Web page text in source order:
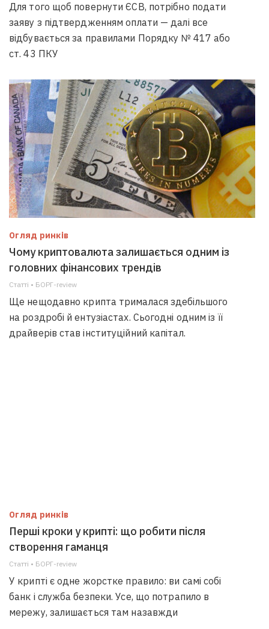
Для того щоб повернути ЄСВ, потрібно подати
заяву з підтвердженням оплати — далі все
відбувається за правилами Порядку № 417 або
ст. 43 ПКУ
Огляд ринків
Чому криптовалюта залишається одним із
головних фінансових трендів
Статті • БОРГ-review
Ще нещодавно крипта трималася здебільшого
на роздробі й ентузіастах. Сьогодні одним із її
драйверів став інституційний капітал.
Огляд ринків
Перші кроки у крипті: що робити після
створення гаманця
Статті • БОРГ-review
У крипті є одне жорстке правило: ви самі собі
банк і служба безпеки. Усе, що потрапило в
мережу, залишається там назавжди